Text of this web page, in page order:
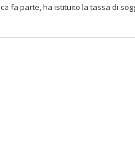
fa parte, ha istituito la tassa di